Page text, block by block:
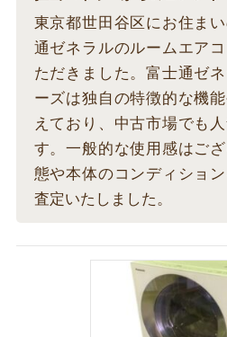
東京都世田谷区にお住ま
通ゼネラルのルームエア
ただきました。富士通ゼ
ーズは独自の特徴的な機
えており、中古市場でも
す。一般的な使用感はご
態や本体のコンディショ
査定いたしました。